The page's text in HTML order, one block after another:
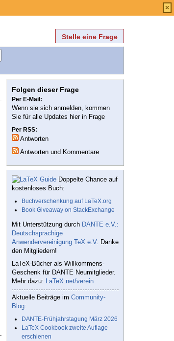
Stelle eine Frage
Folgen dieser Frage
Per E-Mail:
Wenn sie sich anmelden, kommen
Sie für alle Updates hier in Frage
Per RSS:
Antworten
Antworten und Kommentare
Doppelte Chance auf
kostenloses Buch:
Buchverschenkung auf LaTeX.org
Book Giveaway on StackExchange
Mit Unterstützung durch DANTE e.V.:
Deutschsprachige
Anwendervereinigung TeX e.V. Danke
den Mitgliedern!
LaTeX-Bücher als Willkommens-
Geschenk für DANTE Neumitglieder.
Mehr dazu: LaTeX.net/verein
Aktuelle Beiträge im Community-
Blog:
DANTE-Frühjahrstagung März 2026
LaTeX Cookbook zweite Auflage
erschienen
×